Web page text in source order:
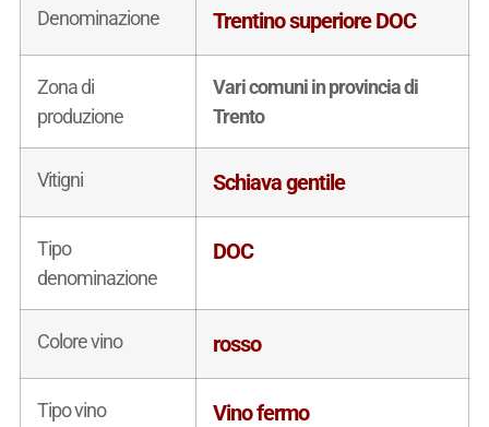
Denominazione Trentino superiore DOC
Zona di
produzione
Vari comuni in provincia di
Trento
Vitigni Schiava gentile
Tipo
denominazione
DOC
Colore vino rosso
Tipo vino Vino fermo